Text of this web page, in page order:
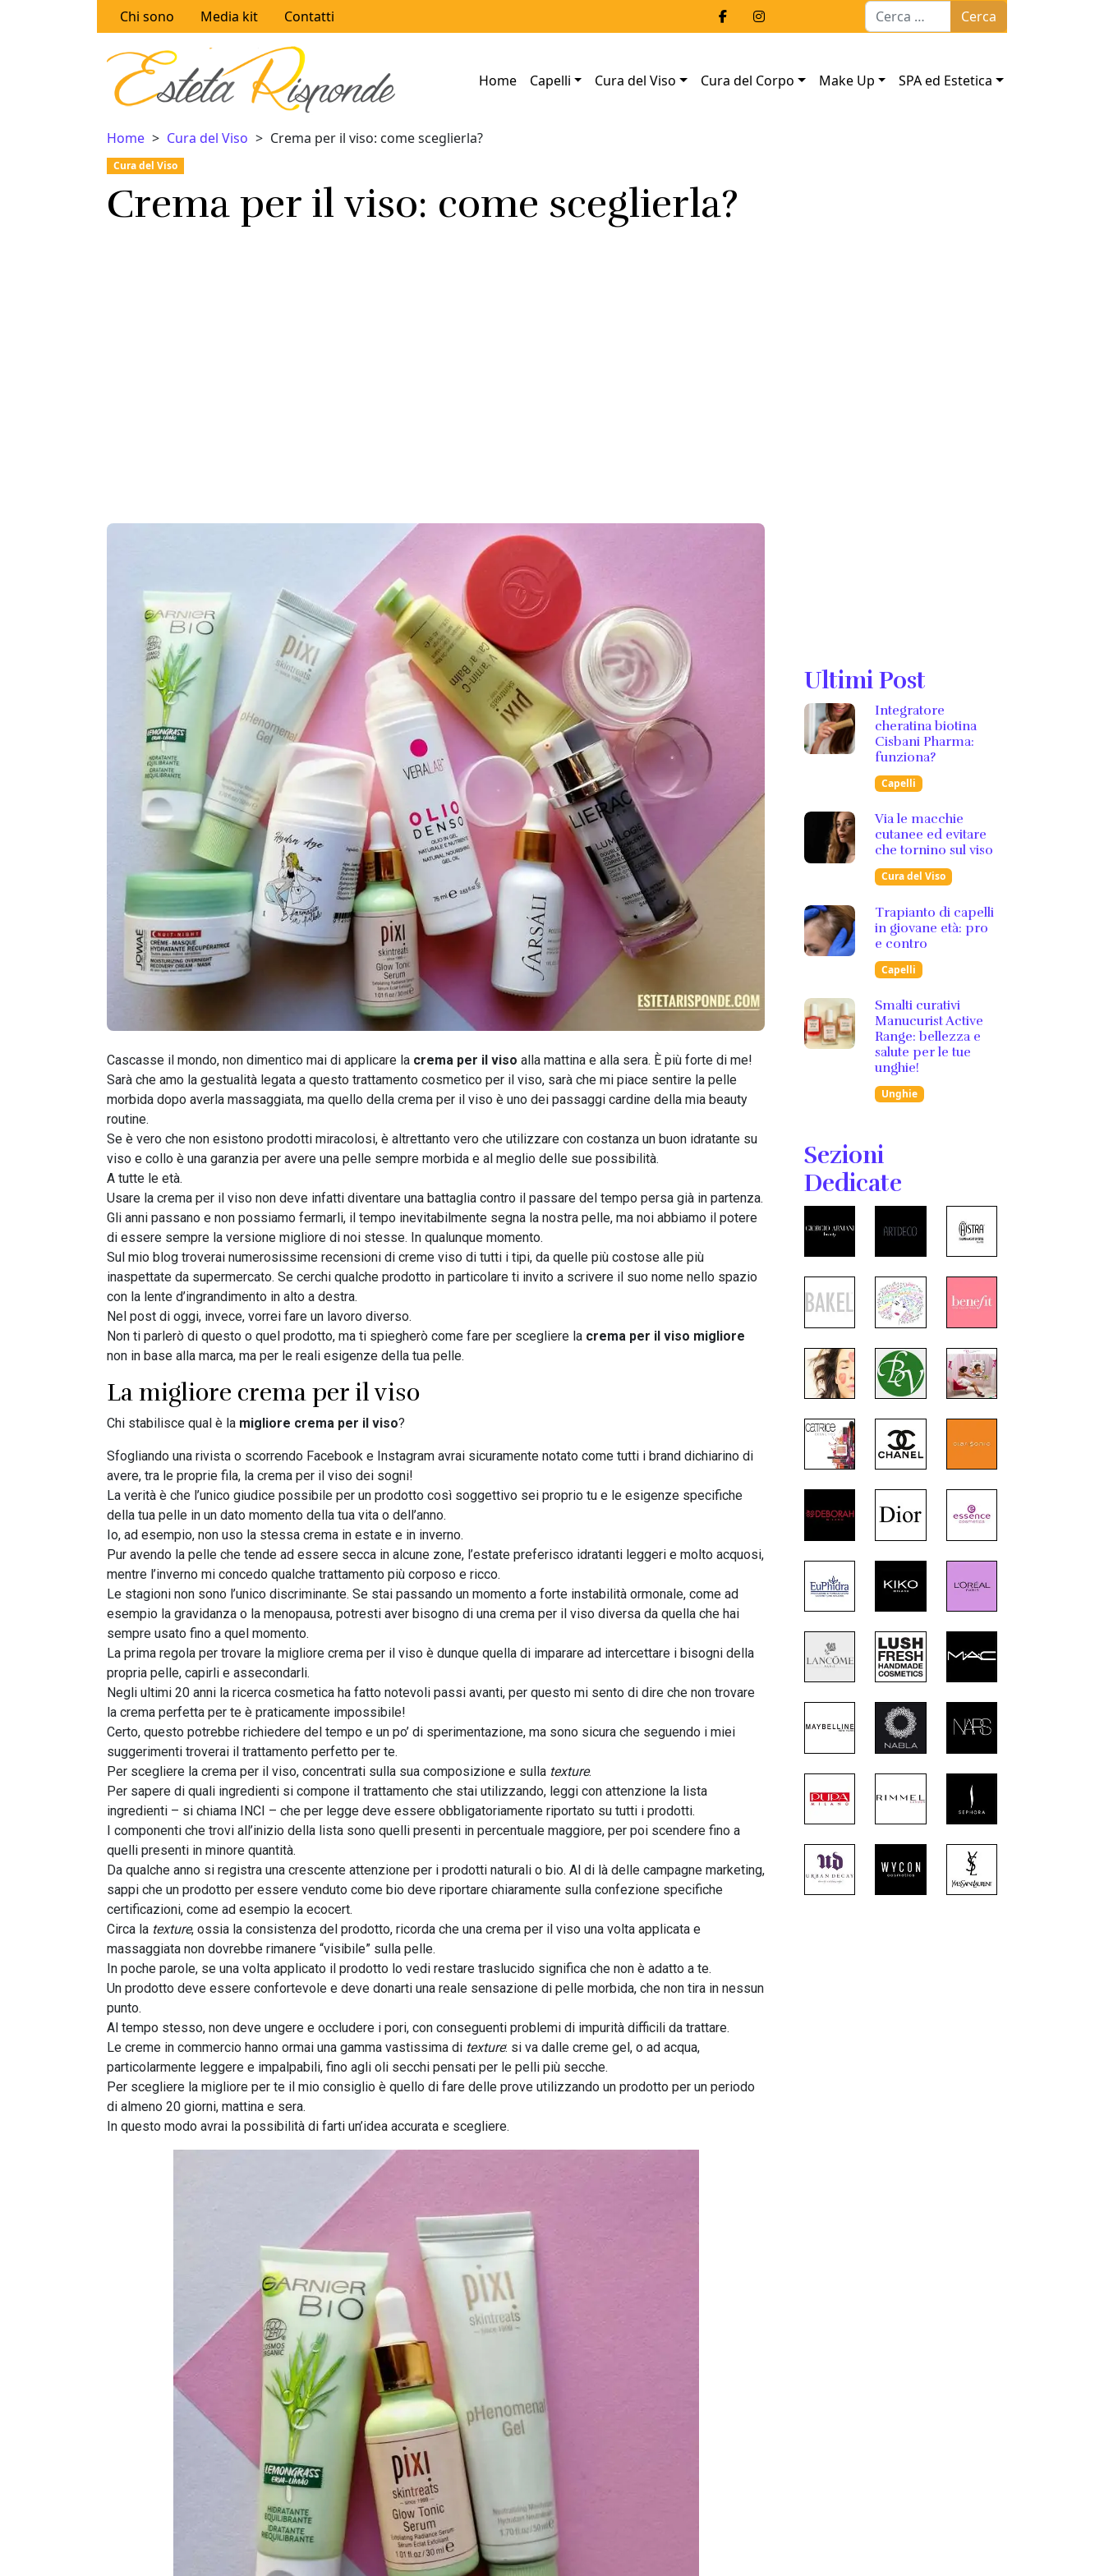
Chi sono Media kit Contatti Ricerca per:
Home Capelli Cura del Viso Cura del Corpo Make Up SPA ed Estetica
Home Cura del Viso Crema per il viso: come sceglierla?
Cura del Viso
Crema per il viso: come sceglierla?
Cascasse il mondo, non dimentico mai di applicare la crema per il viso alla mattina e alla sera. È più forte di me!
Sarà che amo la gestualità legata a questo trattamento cosmetico per il viso, sarà che mi piace sentire la pelle
morbida dopo averla massaggiata, ma quello della crema per il viso è uno dei passaggi cardine della mia beauty
routine.
Se è vero che non esistono prodotti miracolosi, è altrettanto vero che utilizzare con costanza un buon idratante su
viso e collo è una garanzia per avere una pelle sempre morbida e al meglio delle sue possibilità.
A tutte le età.
Usare la crema per il viso non deve infatti diventare una battaglia contro il passare del tempo persa già in partenza.
Gli anni passano e non possiamo fermarli, il tempo inevitabilmente segna la nostra pelle, ma noi abbiamo il potere
di essere sempre la versione migliore di noi stesse. In qualunque momento.
Sul mio blog troverai numerosissime recensioni di creme viso di tutti i tipi, da quelle più costose alle più
inaspettate da supermercato. Se cerchi qualche prodotto in particolare ti invito a scrivere il suo nome nello spazio
con la lente d’ingrandimento in alto a destra.
Nel post di oggi, invece, vorrei fare un lavoro diverso.
Non ti parlerò di questo o quel prodotto, ma ti spiegherò come fare per scegliere la crema per il viso migliore
non in base alla marca, ma per le reali esigenze della tua pelle.
La migliore crema per il viso
Chi stabilisce qual è la migliore crema per il viso?
Sfogliando una rivista o scorrendo Facebook e Instagram avrai sicuramente notato come tutti i brand dichiarino di
avere, tra le proprie fila, la crema per il viso dei sogni!
La verità è che l’unico giudice possibile per un prodotto così soggettivo sei proprio tu e le esigenze specifiche
della tua pelle in un dato momento della tua vita o dell’anno.
Io, ad esempio, non uso la stessa crema in estate e in inverno.
Pur avendo la pelle che tende ad essere secca in alcune zone, l’estate preferisco idratanti leggeri e molto acquosi,
mentre l’inverno mi concedo qualche trattamento più corposo e ricco.
Le stagioni non sono l’unico discriminante. Se stai passando un momento a forte instabilità ormonale, come ad
esempio la gravidanza o la menopausa, potresti aver bisogno di una crema per il viso diversa da quella che hai
sempre usato fino a quel momento.
La prima regola per trovare la migliore crema per il viso è dunque quella di imparare ad intercettare i bisogni della
propria pelle, capirli e assecondarli.
Negli ultimi 20 anni la ricerca cosmetica ha fatto notevoli passi avanti, per questo mi sento di dire che non trovare
la crema perfetta per te è praticamente impossibile!
Certo, questo potrebbe richiedere del tempo e un po’ di sperimentazione, ma sono sicura che seguendo i miei
suggerimenti troverai il trattamento perfetto per te.
Per scegliere la crema per il viso, concentrati sulla sua composizione e sulla texture.
Per sapere di quali ingredienti si compone il trattamento che stai utilizzando, leggi con attenzione la lista
ingredienti – si chiama INCI – che per legge deve essere obbligatoriamente riportato su tutti i prodotti.
I componenti che trovi all’inizio della lista sono quelli presenti in percentuale maggiore, per poi scendere fino a
quelli presenti in minore quantità.
Da qualche anno si registra una crescente attenzione per i prodotti naturali o bio. Al di là delle campagne marketing,
sappi che un prodotto per essere venduto come bio deve riportare chiaramente sulla confezione specifiche
certificazioni, come ad esempio la ecocert.
Circa la texture, ossia la consistenza del prodotto, ricorda che una crema per il viso una volta applicata e
massaggiata non dovrebbe rimanere “visibile” sulla pelle.
In poche parole, se una volta applicato il prodotto lo vedi restare traslucido significa che non è adatto a te.
Un prodotto deve essere confortevole e deve donarti una reale sensazione di pelle morbida, che non tira in nessun
punto.
Al tempo stesso, non deve ungere e occludere i pori, con conseguenti problemi di impurità difficili da trattare.
Le creme in commercio hanno ormai una gamma vastissima di texture: si va dalle creme gel, o ad acqua,
particolarmente leggere e impalpabili, fino agli oli secchi pensati per le pelli più secche.
Per scegliere la migliore per te il mio consiglio è quello di fare delle prove utilizzando un prodotto per un periodo
di almeno 20 giorni, mattina e sera.
In questo modo avrai la possibilità di farti un’idea accurata e scegliere.
Ultimi Post
Integratore
cheratina biotina
Cisbani Pharma:
funziona?
Capelli
Via le macchie
cutanee ed evitare
che tornino sul viso
Cura del Viso
Trapianto di capelli
in giovane età: pro
e contro
Capelli
Smalti curativi
Manucurist Active
Range: bellezza e
salute per le tue
unghie!
Unghie
Sezioni
Dedicate